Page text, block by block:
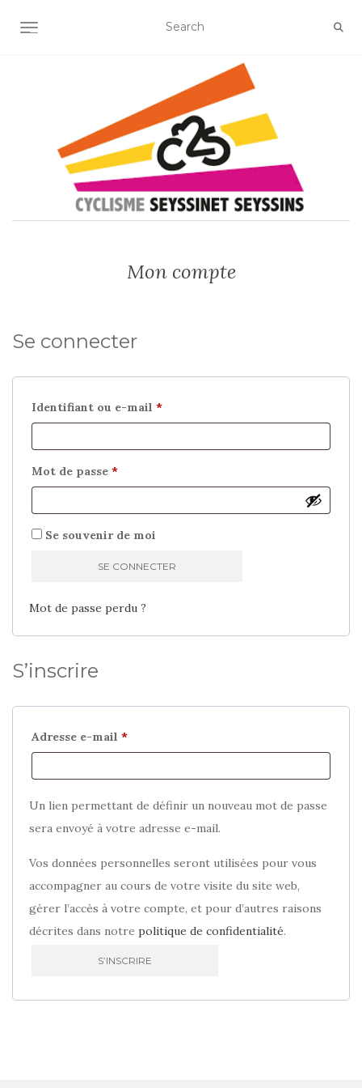
OUVRIR/FERMER LA NAVIGATION
Mon compte
Se connecter
Identifiant ou e-mail *Obligatoire
Mot de passe *Obligatoire
Se souvenir de moi
SE CONNECTER
Mot de passe perdu ?
S’inscrire
Adresse e-mail *Obligatoire
Un lien permettant de définir un nouveau mot de passe
sera envoyé à votre adresse e-mail.
Vos données personnelles seront utilisées pour vous
accompagner au cours de votre visite du site web,
gérer l’accès à votre compte, et pour d’autres raisons
décrites dans notre politique de confidentialité.
S’INSCRIRE